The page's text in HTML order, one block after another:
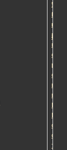
РФ
по
по
с
об
9